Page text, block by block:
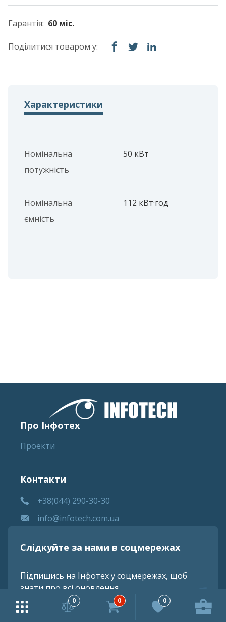
0 0 0
Гарантія: 60 міс.
Поділитися товаром у:
Характеристики
Номінальна
потужність
50 кВт
Номінальна
ємність
112 кВт·год
Про Інфотех
Проекти
Контакти
+38(044) 290-30-30
info@infotech.com.ua
Слідкуйте за нами в соцмережах
Підпишись на Інфотех у соцмережах, щоб
знати про всі оновлення